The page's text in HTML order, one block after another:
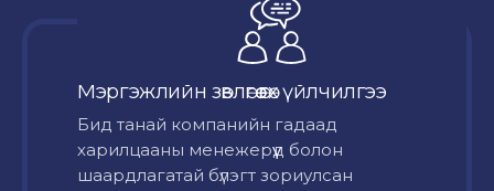
Мэргэжлийн зөвлөгөө өгөх үйлчилгээ
Бид танай компанийн гадаад
харилцааны менежерүүд болон
шаардлагатай бүлэгт зориулсан